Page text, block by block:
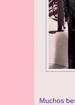
Muchos